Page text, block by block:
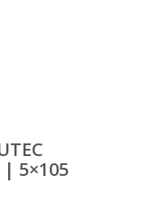
| 5×105